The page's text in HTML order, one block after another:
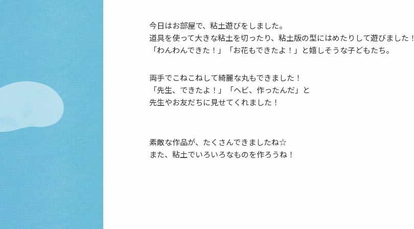
今日はお部屋で、粘土遊びをしました。
道具を使って大きな粘土を切ったり、粘土版の型にはめたりして遊びました！
「わんわんできた！」「お花もできたよ！」と嬉しそうな子どもたち。
両手でこねこねして綺麗な丸もできました！
「先生、できたよ！」「ヘビ、作ったんだ」と
先生やお友だちに見せてくれました！
素敵な作品が、たくさんできましたね☆
また、粘土でいろいろなものを作ろうね！